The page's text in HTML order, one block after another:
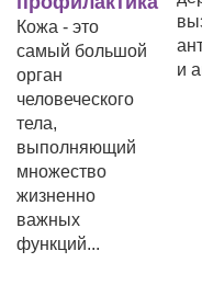
Кожа - это
самый большой
орган
человеческого
тела,
выполняющий
множество
жизненно
важных
функций...
и